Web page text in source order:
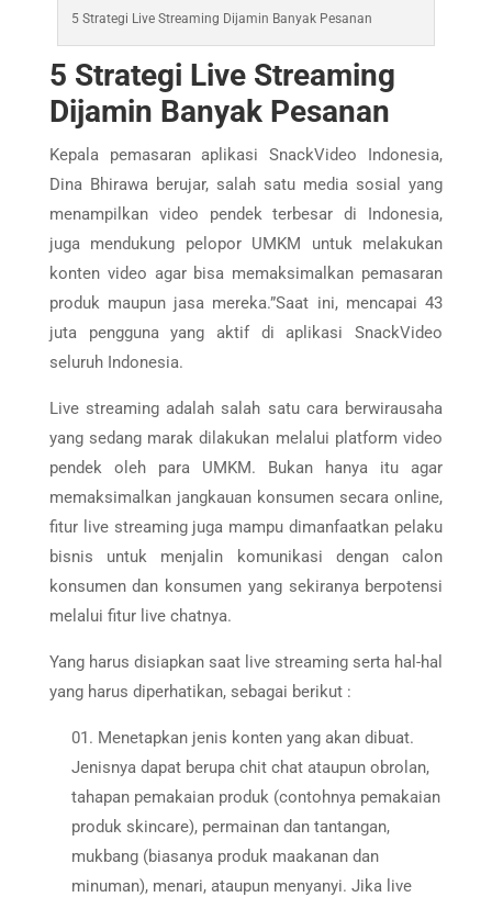
5 Strategi Live Streaming Dijamin Banyak Pesanan
5 Strategi Live Streaming
Dijamin Banyak Pesanan
Kepala pemasaran aplikasi SnackVideo Indonesia,
Dina Bhirawa berujar, salah satu media sosial yang
menampilkan video pendek terbesar di Indonesia,
juga mendukung pelopor UMKM untuk melakukan
konten video agar bisa memaksimalkan pemasaran
produk maupun jasa mereka.”Saat ini, mencapai 43
juta pengguna yang aktif di aplikasi SnackVideo
seluruh Indonesia.
Live streaming adalah salah satu cara berwirausaha
yang sedang marak dilakukan melalui platform video
pendek oleh para UMKM. Bukan hanya itu agar
memaksimalkan jangkauan konsumen secara online,
fitur live streaming juga mampu dimanfaatkan pelaku
bisnis untuk menjalin komunikasi dengan calon
konsumen dan konsumen yang sekiranya berpotensi
melalui fitur live chatnya.
Yang harus disiapkan saat live streaming serta hal-hal
yang harus diperhatikan, sebagai berikut :
Menetapkan jenis konten yang akan dibuat.
Jenisnya dapat berupa chit chat ataupun obrolan,
tahapan pemakaian produk (contohnya pemakaian
produk skincare), permainan dan tantangan,
mukbang (biasanya produk maakanan dan
minuman), menari, ataupun menyanyi. Jika live